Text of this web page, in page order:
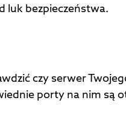
luk bezpieczeństwa.
czy serwer
porty na nim są